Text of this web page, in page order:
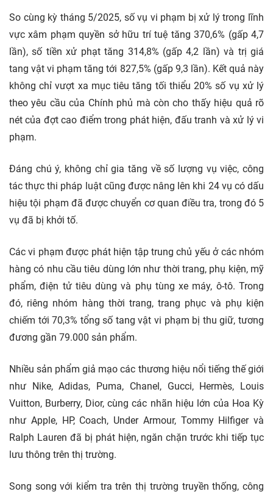
So cùng kỳ tháng 5/2025, số vụ vi phạm bị xử lý trong lĩnh
vực xâm phạm quyền sở hữu trí tuệ tăng 370,6% (gấp 4,7
lần), số tiền xử phạt tăng 314,8% (gấp 4,2 lần) và trị giá
tang vật vi phạm tăng tới 827,5% (gấp 9,3 lần). Kết quả này
không chỉ vượt xa mục tiêu tăng tối thiểu 20% số vụ xử lý
theo yêu cầu của Chính phủ mà còn cho thấy hiệu quả rõ
nét của đợt cao điểm trong phát hiện, đấu tranh và xử lý vi
phạm.
Đáng chú ý, không chỉ gia tăng về số lượng vụ việc, công
tác thực thi pháp luật cũng được nâng lên khi 24 vụ có dấu
hiệu tội phạm đã được chuyển cơ quan điều tra, trong đó 5
vụ đã bị khởi tố.
Các vi phạm được phát hiện tập trung chủ yếu ở các nhóm
hàng có nhu cầu tiêu dùng lớn như thời trang, phụ kiện, mỹ
phẩm, điện tử tiêu dùng và phụ tùng xe máy, ô-tô. Trong
đó, riêng nhóm hàng thời trang, trang phục và phụ kiện
chiếm tới 70,3% tổng số tang vật vi phạm bị thu giữ, tương
đương gần 79.000 sản phẩm.
Nhiều sản phẩm giả mạo các thương hiệu nổi tiếng thế giới
như Nike, Adidas, Puma, Chanel, Gucci, Hermès, Louis
Vuitton, Burberry, Dior, cùng các nhãn hiệu lớn của Hoa Kỳ
như Apple, HP, Coach, Under Armour, Tommy Hilfiger và
Ralph Lauren đã bị phát hiện, ngăn chặn trước khi tiếp tục
lưu thông trên thị trường.
Song song với kiểm tra trên thị trường truyền thống, công